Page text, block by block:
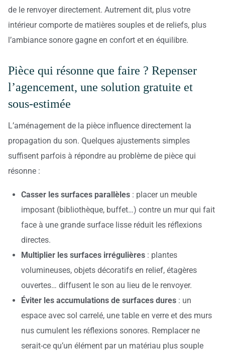
de le renvoyer directement. Autrement dit, plus votre
intérieur comporte de matières souples et de reliefs, plus
l’ambiance sonore gagne en confort et en équilibre.
Pièce qui résonne que faire ? Repenser
l’agencement, une solution gratuite et
sous-estimée
L’aménagement de la pièce influence directement la
propagation du son. Quelques ajustements simples
suffisent parfois à répondre au problème de pièce qui
résonne :
Casser les surfaces parallèles: placer un meuble
imposant (bibliothèque, buffet…) contre un mur qui fait
face à une grande surface lisse réduit les réflexions
directes.
Multiplier les surfaces irrégulières: plantes
volumineuses, objets décoratifs en relief, étagères
ouvertes… diffusent le son au lieu de le renvoyer.
Éviter les accumulations de surfaces dures: un
espace avec sol carrelé, une table en verre et des murs
nus cumulent les réflexions sonores. Remplacer ne
serait-ce qu’un élément par un matériau plus souple